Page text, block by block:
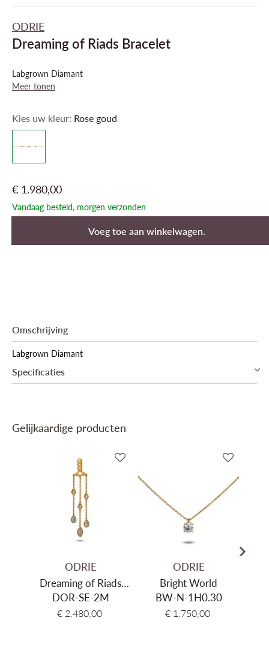
ODRIE
Dreaming of Riads Bracelet
Labgrown Diamant
Meer tonen
Kies uw kleur: Rose goud
€ 1.980,00
Vandaag besteld, morgen verzonden
Voeg toe aan winkelwagen.
Omschrijving
Labgrown Diamant
Specificaties
Gelijkaardige producten
ODRIE
Dreaming of Riads
Earring
DOR-SE-2M
€ 2.480,00
ODRIE
Bright World
BW-N-1H0.30
€ 1.750,00